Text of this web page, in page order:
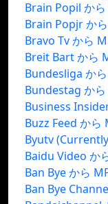
Brain Popil か
Brain Popjr か
Bravo Tv から
Breit Bart から
Bundesliga か
Bundestag か
Business
Buzz Feed から
Byutv
Baidu Video か
Ban Bye から
Ban Bye